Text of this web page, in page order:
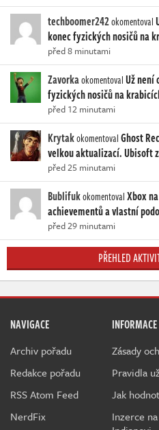
techboomer242okomentoval
konec fyzických nosičů na
před 8 minutami
ZavorkaokomentovalUž není
fyzických nosičů na
před 12 minutami
KrytakokomentovalGhost
velkou aktualizací. Ubisoft
před 25 minutami
BublifukokomentovalXbox
achievementů a vlastní
před 29 minutami
PŘEHLED
NAVIGACE
Archiv pořadu
Redakce pořadu
RSS Atom Feed
NerdFix
INFORMACE
Zásady
Pravidla
Jak
Inzerce na